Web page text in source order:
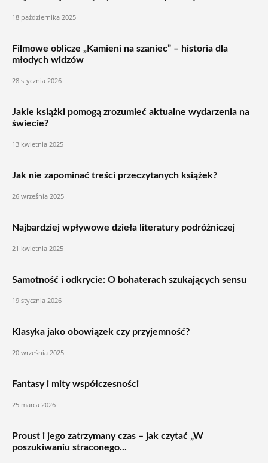
18 października 2025
Filmowe oblicze „Kamieni na szaniec” – historia dla
młodych widzów
28 stycznia 2026
Jakie książki pomogą zrozumieć aktualne wydarzenia na
świecie?
13 kwietnia 2025
Jak nie zapominać treści przeczytanych książek?
26 września 2025
Najbardziej wpływowe dzieła literatury podróżniczej
21 kwietnia 2025
Samotność i odkrycie: O bohaterach szukających sensu
19 stycznia 2026
Klasyka jako obowiązek czy przyjemność?
20 września 2025
Fantasy i mity współczesności
25 marca 2026
Proust i jego zatrzymany czas – jak czytać „W
poszukiwaniu straconego...